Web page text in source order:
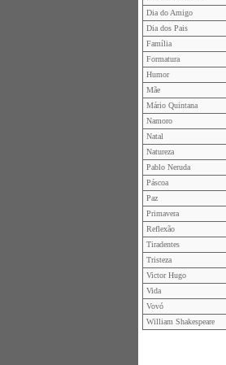
Dia do Amigo
Dia dos Pais
Família
Formatura
Humor
Mãe
Mário Quintana
Namoro
Natal
Natureza
Pablo Neruda
Páscoa
Paz
Primavera
Reflexão
Tiradentes
Tristeza
Victor Hugo
Vida
Vovó
William Shakespeare